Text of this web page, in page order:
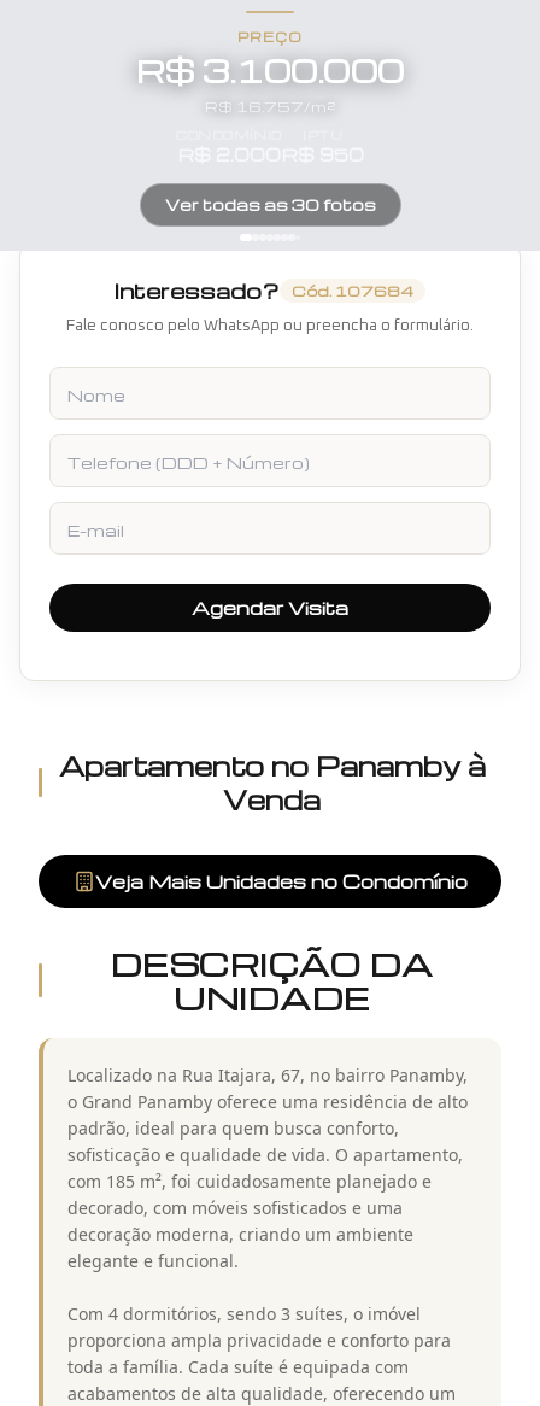
PREÇO
R$ 3.100.000
R$ 16.757/m²
Ver todas as30fotos
Apartamento no Panamby à
Venda
Veja Mais Unidades no Condomínio
DESCRIÇÃO DA
UNIDADE
Localizado na Rua Itajara, 67, no bairro Panamby,
o Grand Panamby oferece uma residência de alto
padrão, ideal para quem busca conforto,
sofisticação e qualidade de vida. O apartamento,
com 185 m², foi cuidadosamente planejado e
decorado, com móveis sofisticados e uma
decoração moderna, criando um ambiente
elegante e funcional.
Com 4 dormitórios, sendo 3 suítes, o imóvel
proporciona ampla privacidade e conforto para
toda a família. Cada suíte é equipada com
acabamentos de alta qualidade, oferecendo um
Interessado? Cód. 107684
Fale conosco pelo WhatsApp ou preencha o formulário.
Nome
Telefone
E-mail
Agendar Visita